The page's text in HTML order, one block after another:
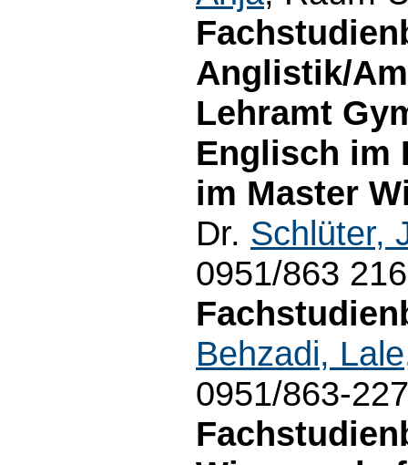
Anglistik/
Lehramt
Englisch im
im Master
Dr. Schlüter,
0951/863
Behzadi, Lale
0951/863-